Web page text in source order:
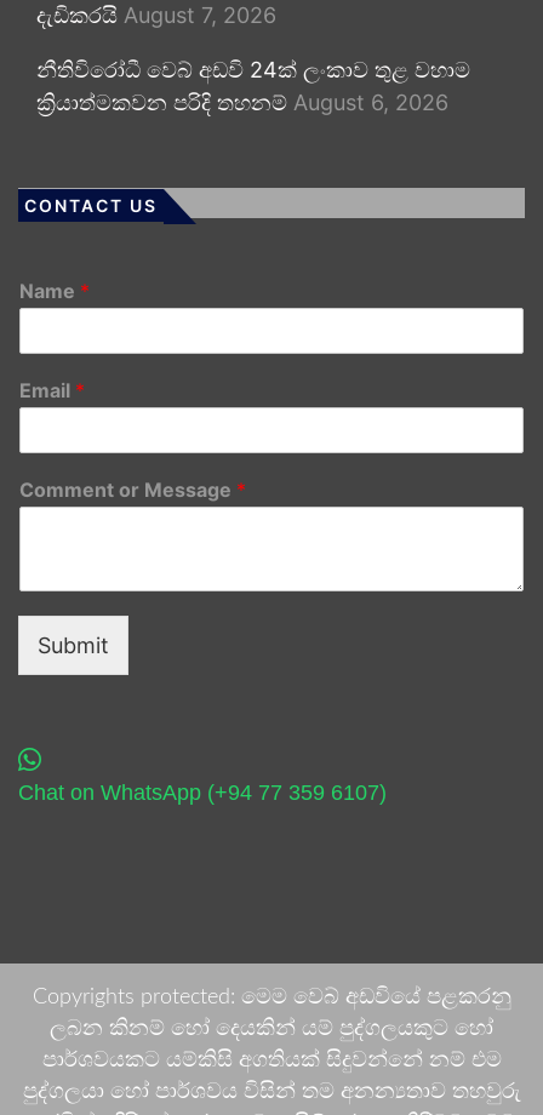
දැඩිකරයි August 7, 2026
නීතිවිරෝධී වෙබ් අඩවි 24ක් ලංකාව තුළ වහාම
ක්‍රියාත්මකවන පරිදි තහනම් August 6, 2026
CONTACT US
Name *
Email *
Comment or Message *
Submit
Chat on WhatsApp (+94 77 359 6107)
Copyrights protected: මෙම වෙබ් අඩවියේ පළකරනු
ලබන කිනම් හෝ දෙයකින් යම් පුද්ගලයකුට හෝ
පාර්ශවයකට යම්කිසි අගතියක් සිදුවන්නේ නම් එම
පුද්ගලයා හෝ පාර්ශවය විසින් තම අනන්‍යතාව තහවුරු